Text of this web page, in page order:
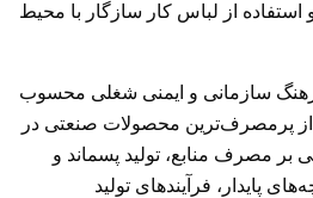
استفاده از لباس کار سازگار با محیط
سازمانی و ایمنی شغلی محسوب
از پرمصرف‌ترین محصولات صنعتی در
بر مصرف منابع، تولید پسماند و
پایدار، فرآیندهای تولید